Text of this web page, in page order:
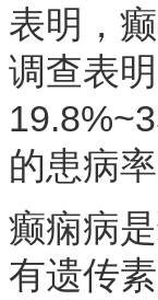
表明，
调查表
的患病
癫痫病
有遗传